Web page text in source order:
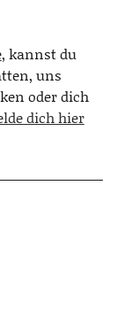
, kannst du
uns
oder dich
dich hier